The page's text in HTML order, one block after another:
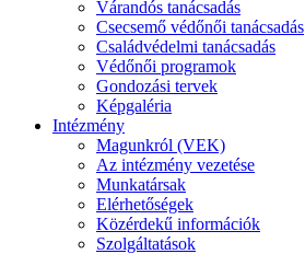
Várandós tanácsadás
Csecsemő védőnői tanácsadás
Családvédelmi tanácsadás
Védőnői programok
Gondozási tervek
Képgaléria
Intézmény
Magunkról (VEK)
Az intézmény vezetése
Munkatársak
Elérhetőségek
Közérdekű információk
Szolgáltatások